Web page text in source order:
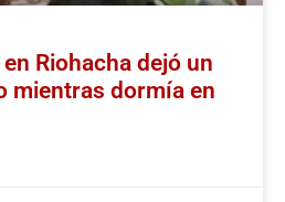
Riohacha dejó un
mientras dormía en